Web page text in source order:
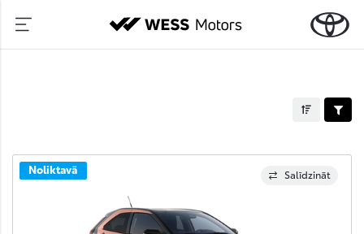
Salīdzināt
Noliktavā